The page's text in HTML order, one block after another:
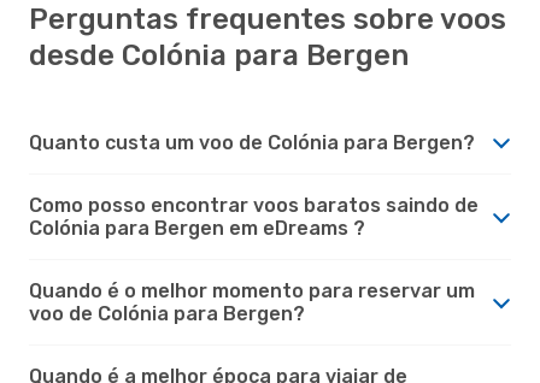
Perguntas frequentes sobre voos
desde Colónia para Bergen
Quanto custa um voo de Colónia para Bergen?
Como posso encontrar voos baratos saindo de
Colónia para Bergen em eDreams ?
Quando é o melhor momento para reservar um
voo de Colónia para Bergen?
Quando é a melhor época para viajar de